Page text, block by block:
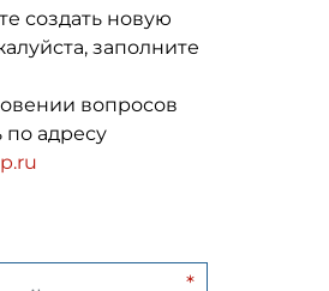
создать новую
заполните
вопросов
адресу